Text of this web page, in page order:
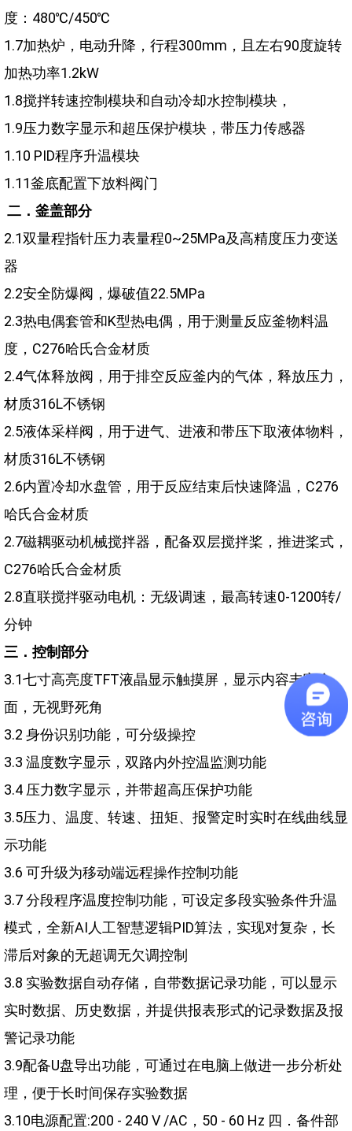
度：480℃/450℃
1.7加热炉，电动升降，行程300mm，且左右90度旋转
加热功率1.2kW
1.8搅拌转速控制模块和自动冷却水控制模块，
1.9压力数字显示和超压保护模块，带压力传感器
1.10 PID程序升温模块
1.11釜底配置下放料阀门
二．釜盖部分
2.1双量程指针压力表量程0~25MPa及高精度压力变送
器
2.2安全防爆阀，爆破值22.5MPa
2.3热电偶套管和K型热电偶，用于测量反应釜物料温
度，C276哈氏合金材质
2.4气体释放阀，用于排空反应釜内的气体，释放压力，
材质316L不锈钢
2.5液体采样阀，用于进气、进液和带压下取液体物料，
材质316L不锈钢
2.6内置冷却水盘管，用于反应结束后快速降温，C276
哈氏合金材质
2.7磁耦驱动机械搅拌器，配备双层搅拌桨，推进桨式，
C276哈氏合金材质
2.8直联搅拌驱动电机：无级调速，最高转速0-1200转/
分钟
三．控制部分
3.1七寸高亮度TFT液晶显示触摸屏，显示内容丰富全
面，无视野死角
3.2 身份识别功能，可分级操控
3.3 温度数字显示，双路内外控温监测功能
3.4 压力数字显示，并带超高压保护功能
3.5压力、温度、转速、扭矩、报警定时实时在线曲线显
示功能
3.6 可升级为移动端远程操作控制功能
3.7 分段程序温度控制功能，可设定多段实验条件升温
模式，全新AI人工智慧逻辑PID算法，实现对复杂，长
滞后对象的无超调无欠调控制
3.8 实验数据自动存储，自带数据记录功能，可以显示
实时数据、历史数据，并提供报表形式的记录数据及报
警记录功能
3.9配备U盘导出功能，可通过在电脑上做进一步分析处
理，便于长时间保存实验数据
3.10电源配置:200 - 240 V /AC，50 - 60 Hz 四．备件部